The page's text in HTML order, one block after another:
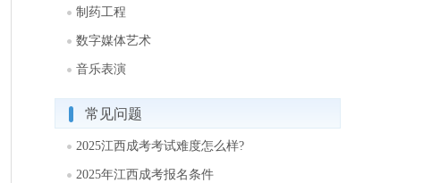
制药工程
数字媒体艺术
音乐表演
常见问题
2025江西成考考试难度怎么样?
2025年江西成考报名条件